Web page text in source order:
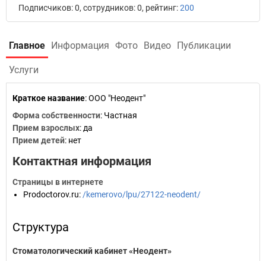
Подписчиков: 0, сотрудников: 0, рейтинг:200
Главное Информация Фото Видео Публикации
Услуги
Краткое название:ООО "Неодент"
Форма собственности: Частная
Прием взрослых: да
Прием детей: нет
Контактная информация
Страницы в интернете
Prodoctorov.ru: /kemerovo/lpu/27122-neodent/
Структура
Стоматологический кабинет «Неодент»